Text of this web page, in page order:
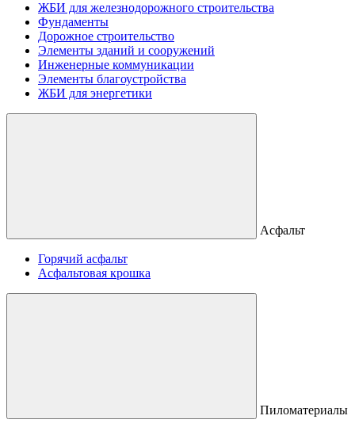
ЖБИ для железнодорожного строительства
Фундаменты
Дорожное строительство
Элементы зданий и сооружений
Инженерные коммуникации
Элементы благоустройства
ЖБИ для энергетики
Асфальт
Горячий асфальт
Асфальтовая крошка
Пиломатериалы